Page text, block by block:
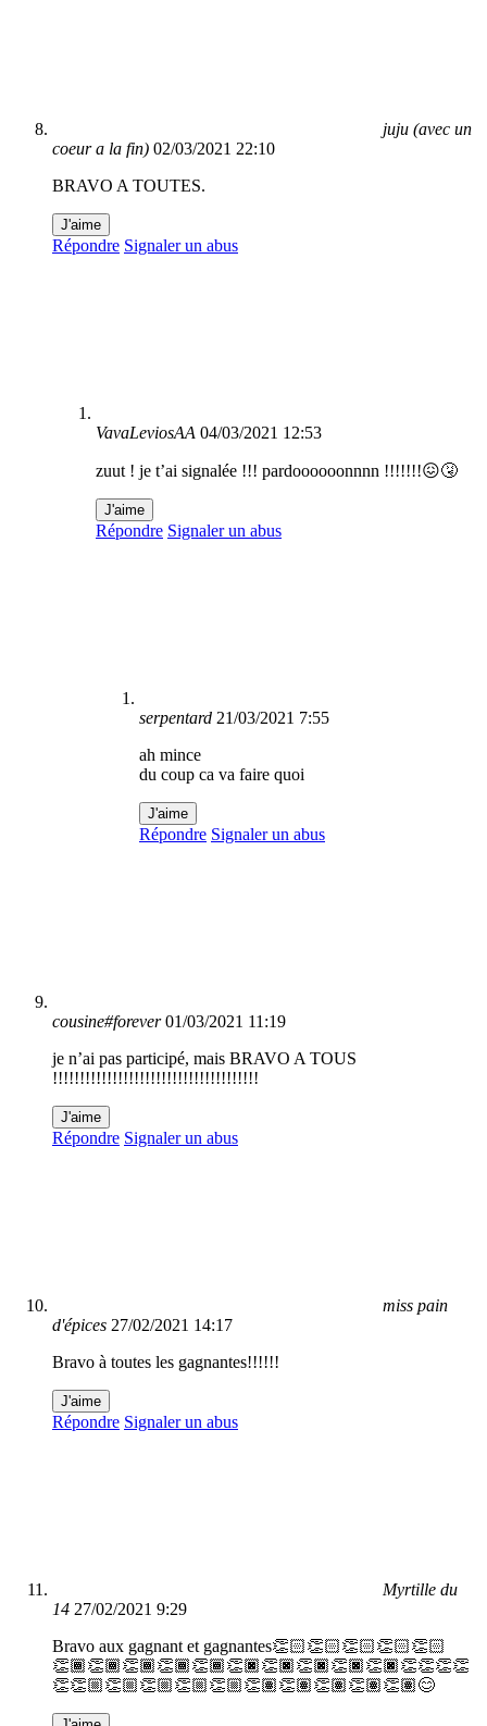
juju (avec un
coeur a la fin) 02/03/2021 22:10
BRAVO A TOUTES.
J'aime
Répondre Signaler un abus
VavaLeviosAA 04/03/2021 12:53
zuut ! je t’ai signalée !!! pardoooooonnnn !!!!!!!😖🤧
J'aime
Répondre Signaler un abus
serpentard 21/03/2021 7:55
ah mince
du coup ca va faire quoi
J'aime
Répondre Signaler un abus
cousine#forever 01/03/2021 11:19
je n’ai pas participé, mais BRAVO A TOUS
!!!!!!!!!!!!!!!!!!!!!!!!!!!!!!!!!!!!!!
J'aime
Répondre Signaler un abus
miss pain
d'épices 27/02/2021 14:17
Bravo à toutes les gagnantes!!!!!!
J'aime
Répondre Signaler un abus
Myrtille du
14 27/02/2021 9:29
Bravo aux gagnant et gagnantes👏🏻👏🏻👏🏻👏🏻👏🏻
👏🏾👏🏾👏🏾👏🏾👏🏾👏🏿👏🏿👏🏿👏🏿👏🏿👏👏👏👏
👏👏🏼👏🏼👏🏼👏🏼👏🏼👏🏽👏🏽👏🏽👏🏽👏🏽😊